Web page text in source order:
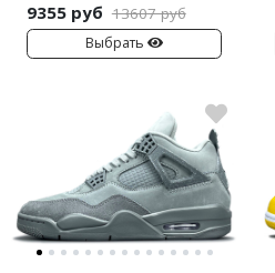
9355 руб 13607 руб
Выбрать